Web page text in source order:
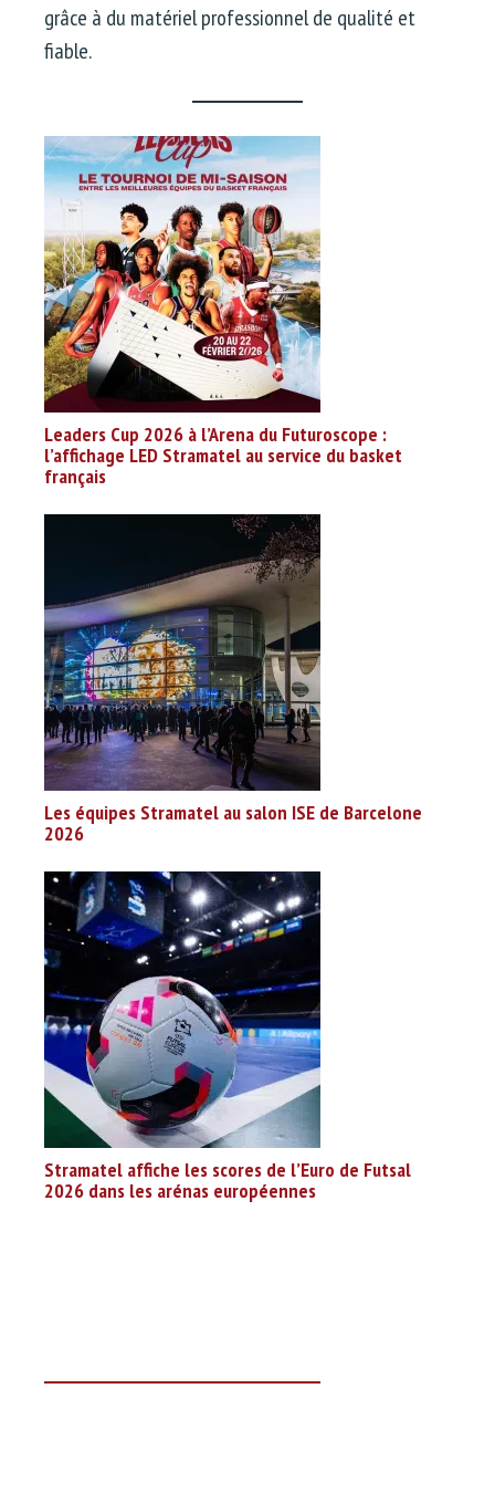
grâce à du matériel professionnel de qualité et
fiable.
Leaders Cup 2026 à l’Arena du Futuroscope :
l’affichage LED Stramatel au service du basket
français
Les équipes Stramatel au salon ISE de Barcelone
2026
Stramatel affiche les scores de l’Euro de Futsal
2026 dans les arénas européennes